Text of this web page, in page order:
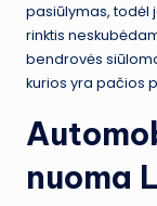
pasiūlymas, todėl
rinktis
bendrovės
kurios yra pačios
nuoma